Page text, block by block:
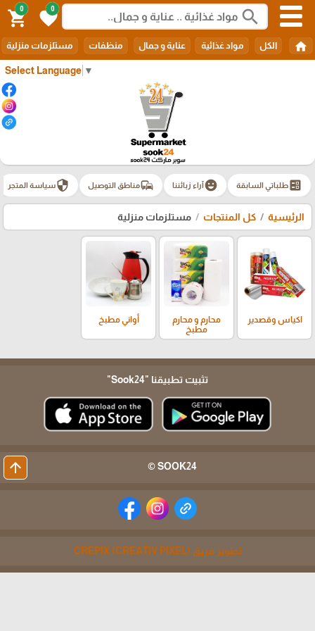
Select Language ▼
search
0
favorite
0
shopping_cart
home الكل مواد غذائية عناية و جمال منظفات مستلزمات منزلية
ballotطلباتي السابقة emoji_emotionsآراء زبائننا commuteمناطق التوصيل securityسياسة المتجر
الرئيسية كل المنتجات مستلزمات منزلية
اكياس وقصدير
محارم و محارم
مطبخ
أواني مطبخ
تثبيت تطبيقنا "Sook24"
SOOK24 ©
arrow_upward
تطوير فريق CREPIX (CREATIV PIXEL)